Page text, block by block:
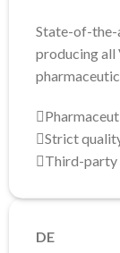
State-of-
producing
Strict
Third-
DE